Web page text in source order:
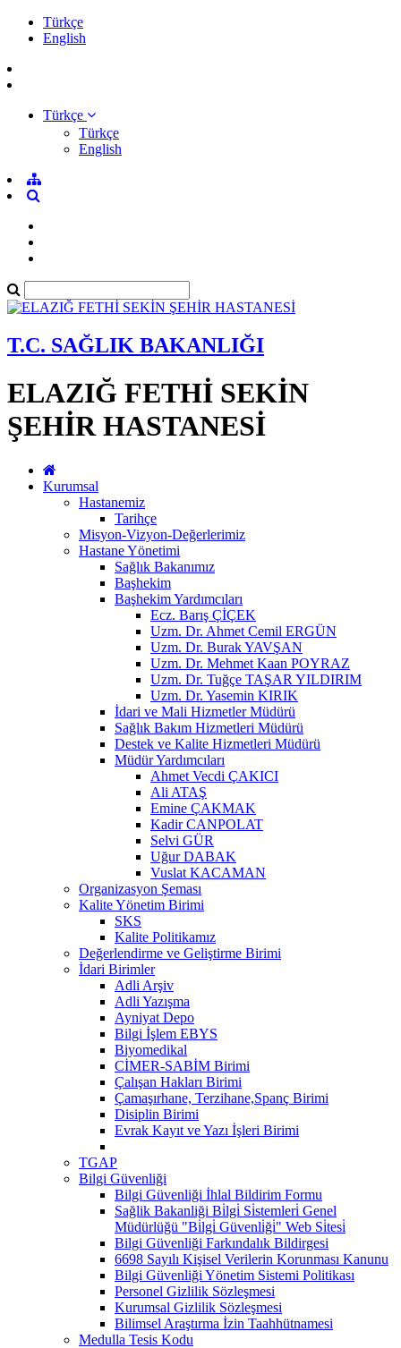
Türkçe
English
Türkçe
Türkçe
English
T.C. SAĞLIK BAKANLIĞI
ELAZIĞ FETHİ SEKİN
ŞEHİR HASTANESİ
Kurumsal
Hastanemiz
Tarihçe
Misyon-Vizyon-Değerlerimiz
Hastane Yönetimi
Sağlık Bakanımız
Başhekim
Başhekim Yardımcıları
Ecz. Barış ÇİÇEK
Uzm. Dr. Ahmet Cemil ERGÜN
Uzm. Dr. Burak YAVŞAN
Uzm. Dr. Mehmet Kaan POYRAZ
Uzm. Dr. Tuğçe TAŞAR YILDIRIM
Uzm. Dr. Yasemin KIRIK
İdari ve Mali Hizmetler Müdürü
Sağlık Bakım Hizmetleri Müdürü
Destek ve Kalite Hizmetleri Müdürü
Müdür Yardımcıları
Ahmet Vecdi ÇAKICI
Ali ATAŞ
Emine ÇAKMAK
Kadir CANPOLAT
Selvi GÜR
Uğur DABAK
Vuslat KACAMAN
Organizasyon Şeması
Kalite Yönetim Birimi
SKS
Kalite Politikamız
Değerlendirme ve Geliştirme Birimi
İdari Birimler
Adli Arşiv
Adli Yazışma
Ayniyat Depo
Bilgi İşlem EBYS
Biyomedikal
CİMER-SABİM Birimi
Çalışan Hakları Birimi
Çamaşırhane, Terzihane,Spanç Birimi
Disiplin Birimi
Evrak Kayıt ve Yazı İşleri Birimi
TGAP
Bilgi Güvenliği
Bilgi Güvenliği İhlal Bildirim Formu
Sağlik Bakanliği Bi̇lgi̇ Si̇stemleri̇ Genel
Müdürlüğü "Bi̇lgi̇ Güvenli̇ği̇" Web Si̇tesi̇
Bilgi Güvenliği Farkındalık Bildirgesi
6698 Sayılı Kişisel Verilerin Korunması Kanunu
Bilgi Güvenliği Yönetim Sistemi Politikası
Personel Gizlilik Sözleşmesi
Kurumsal Gizlilik Sözleşmesi
Bilimsel Araştırma İzin Taahhütnamesi
Medulla Tesis Kodu